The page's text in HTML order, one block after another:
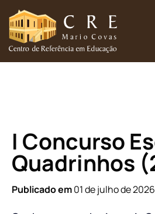
I Concurso
Quadrinhos
Publicado em01 de julho de 2026